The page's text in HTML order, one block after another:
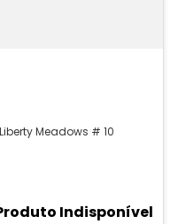
Liberty Meadows # 10
Indisponível